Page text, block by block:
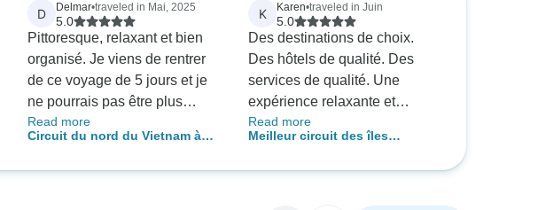
D Delmar•traveled in Mai, 2025
5.0
Pittoresque, relaxant et bien
organisé. Je viens de rentrer
de ce voyage de 5 jours et je
ne pourrais pas être plus
heureuse. Tout s'est déroulé à
un rythme parfait, des rues
Read more
Circuit du nord du Vietnam à
K Karen•traveled in Juin
5.0
Des destinations de choix.
Des hôtels de qualité. Des
services de qualité. Une
expérience relaxante et
enrichissante. Merci Travel
Zone
Read more
Meilleur circuit des îles